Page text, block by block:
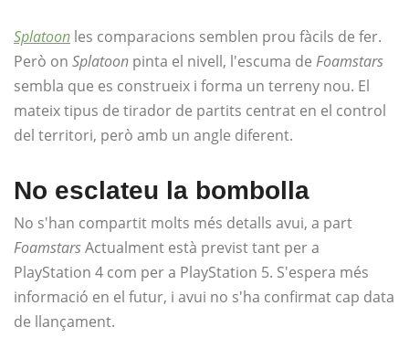
Splatoon les comparacions semblen prou fàcils de fer.
Però on Splatoon pinta el nivell, l'escuma de Foamstars
sembla que es construeix i forma un terreny nou. El
mateix tipus de tirador de partits centrat en el control
del territori, però amb un angle diferent.
No esclateu la bombolla
No s'han compartit molts més detalls avui, a part
FoamstarsActualment està previst tant per a
PlayStation 4 com per a PlayStation 5. S'espera més
informació en el futur, i avui no s'ha confirmat cap data
de llançament.